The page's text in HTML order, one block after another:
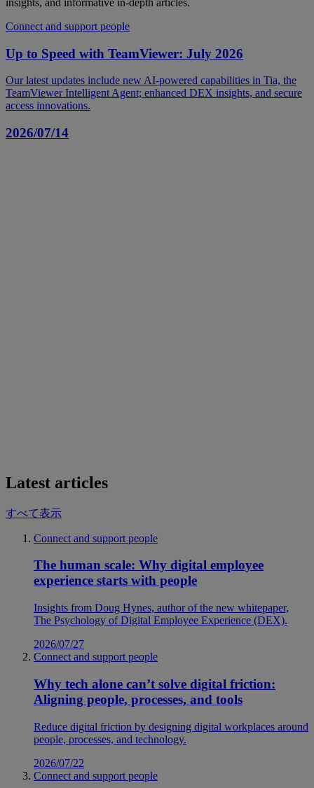
insights, and informative in-depth articles.
Connect and support people
Up to Speed with TeamViewer: July 2026
Our latest updates include new AI-powered capabilities in Tia, the
TeamViewer Intelligent Agent; enhanced DEX insights, and secure
access innovations.
2026/07/14
Latest articles
すべて表示
Connect and support people
The human scale: Why digital employee
experience starts with people
Insights from Doug Hynes, author of the new whitepaper,
The Psychology of Digital Employee Experience (DEX).
2026/07/27
Connect and support people
Why tech alone can’t solve digital friction:
Aligning people, processes, and tools
Reduce digital friction by designing digital workplaces around
people, processes, and technology.
2026/07/22
Connect and support people